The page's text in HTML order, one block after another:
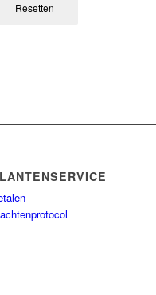
Resetten